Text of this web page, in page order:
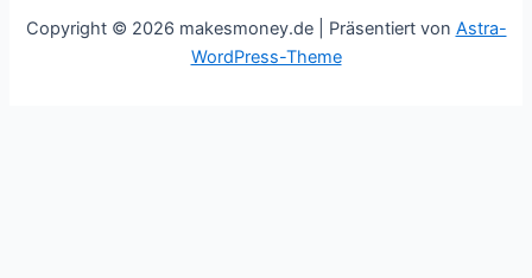
Copyright © 2026 makesmoney.de | Präsentiert von Astra-
WordPress-Theme